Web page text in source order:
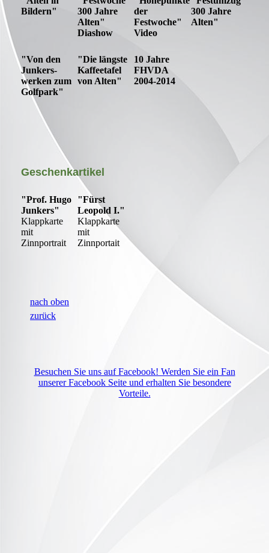
Bildern"
300 Jahre
Alten"
Diashow
der
Festwoche"
Video
300 Jahre
Alten"
"Von den
Junkers-
werken zum
Golfpark"
"Die längste
Kaffeetafel
von Alten"
10 Jahre
FHVDA
2004-2014
Geschenkartikel
"Prof. Hugo
Junkers"
Klappkarte
mit
Zinnportrait
"Fürst
Leopold I."
Klappkarte
mit
Zinnportait
nach oben
zurück
Besuchen Sie uns auf Facebook! Werden Sie ein Fan
unserer Facebook Seite und erhalten Sie besondere
Vorteile.